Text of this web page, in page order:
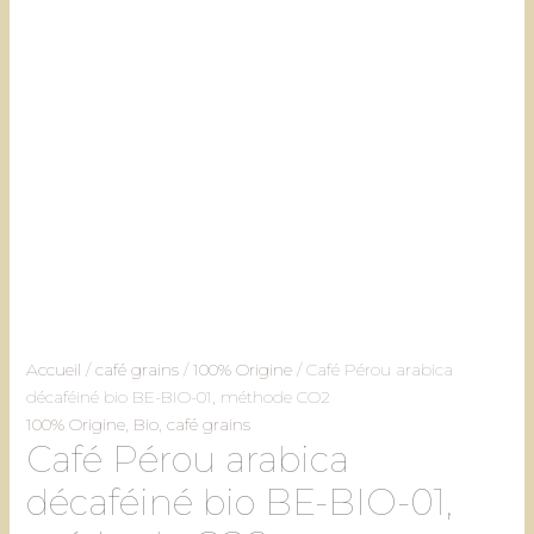
Accueil /café grains/100% Origine/ Café Pérou arabica
décaféiné bio BE-BIO-01, méthode CO2
100% Origine, Bio, café grains
Café Pérou arabica
décaféiné bio BE-BIO-01,